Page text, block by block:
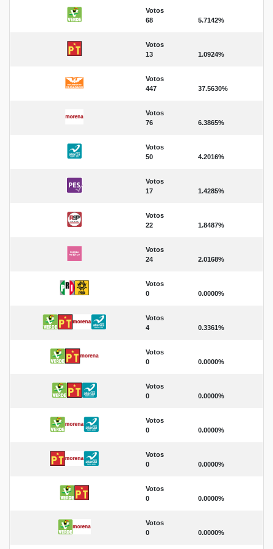
Votos
68
5.7142%
Votos
13
1.0924%
Votos
447
37.5630%
Votos
76
6.3865%
Votos
50
4.2016%
Votos
17
1.4285%
Votos
22
1.8487%
Votos
24
2.0168%
Votos
0
0.0000%
Votos
4
0.3361%
Votos
0
0.0000%
Votos
0
0.0000%
Votos
0
0.0000%
Votos
0
0.0000%
Votos
0
0.0000%
Votos
0
0.0000%